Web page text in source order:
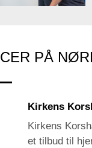
PÅ
Kirkens
Kirkens
et tilbud til